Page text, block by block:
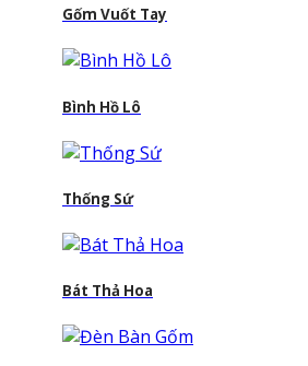
Gốm Vuốt Tay
Bình Hồ Lô
Thống Sứ
Bát Thả Hoa